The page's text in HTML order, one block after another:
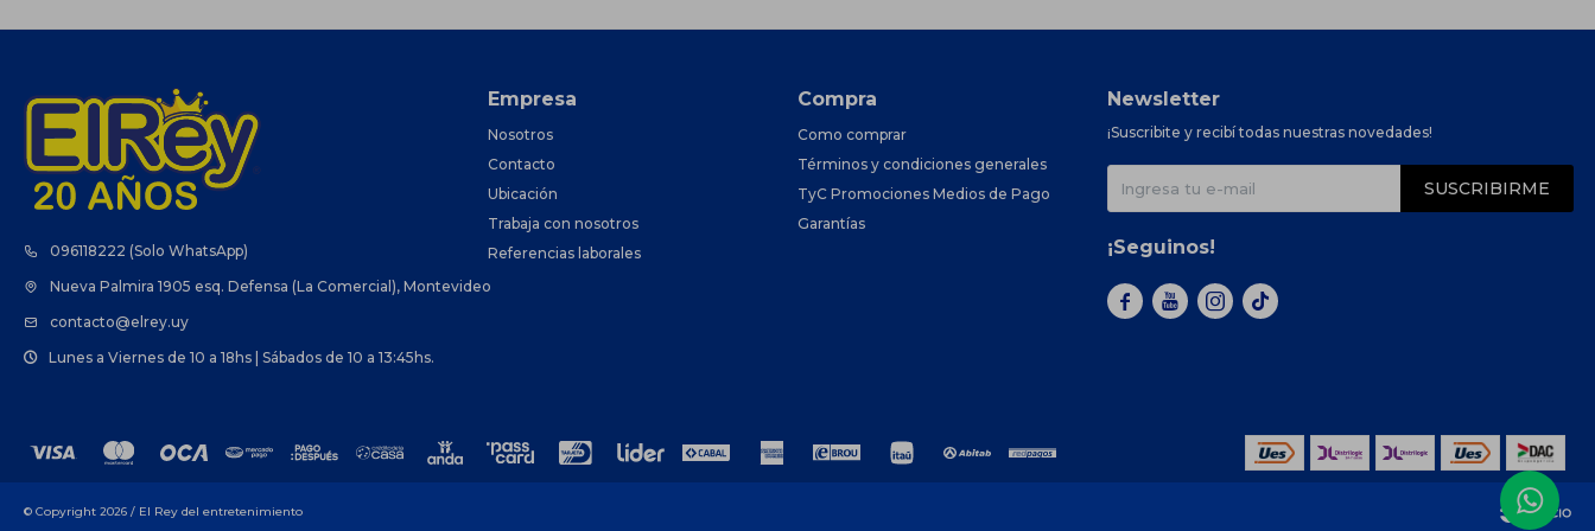
096118222 (Solo WhatsApp)
Nueva Palmira 1905 esq. Defensa (La Comercial), Montevideo
contacto@elrey.uy
Lunes a Viernes de 10 a 18hs | Sábados de 10 a 13:45hs.
Empresa
Nosotros
Contacto
Ubicación
Trabaja con nosotros
Referencias laborales
Compra
Como comprar
Términos y condiciones generales
TyC Promociones Medios de Pago
Garantías
Newsletter
¡Suscribite y recibí todas nuestras novedades!
SUSCRIBIRME
¡Seguinos!
  
© Copyright 2026 / El Rey del entretenimiento